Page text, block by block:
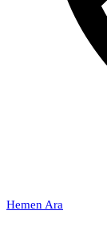
Hemen Ara